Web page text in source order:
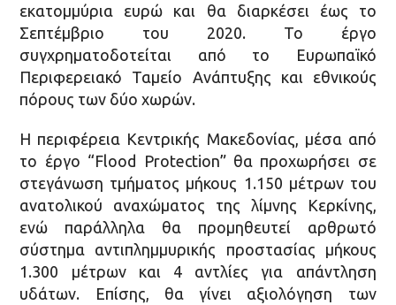
εκατομμύρια ευρώ και θα διαρκέσει έως το
Σεπτέμβριο του 2020. Το έργο
συγχρηματοδοτείται από το Ευρωπαϊκό
Περιφερειακό Ταμείο Ανάπτυξης και εθνικούς
πόρους των δύο χωρών.
Η περιφέρεια Κεντρικής Μακεδονίας, μέσα από
το έργο “Flood Protection” θα προχωρήσει σε
στεγάνωση τμήματος μήκους 1.150 μέτρων του
ανατολικού αναχώματος της λίμνης Κερκίνης,
ενώ παράλληλα θα προμηθευτεί αρθρωτό
σύστημα αντιπλημμυρικής προστασίας μήκους
1.300 μέτρων και 4 αντλίες για απάντληση
υδάτων. Επίσης, θα γίνει αξιολόγηση των